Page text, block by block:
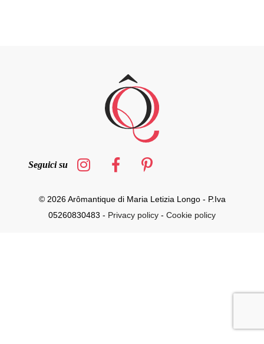
Seguici su
© 2026 Arômantique di Maria Letizia Longo - P.Iva
05260830483 - Privacy policy - Cookie policy